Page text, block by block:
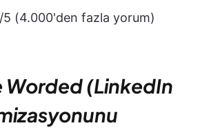
5 (4.000'den fazla yorum)
Worded (LinkedIn